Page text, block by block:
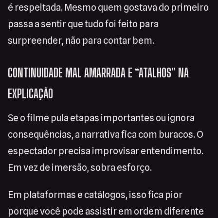
é respeitada. Mesmo quem gostava do primeiro
passa a sentir que tudo foi feito para
surpreender, não para contar bem.
CONTINUIDADE MAL AMARRADA E “ATALHOS” NA
EXPLICAÇÃO
Se o filme pula etapas importantes ou ignora
consequências, a narrativa fica com buracos. O
espectador precisa improvisar entendimento.
Em vez de imersão, sobra esforço.
Em plataformas e catálogos, isso fica pior
porque você pode assistir em ordem diferente